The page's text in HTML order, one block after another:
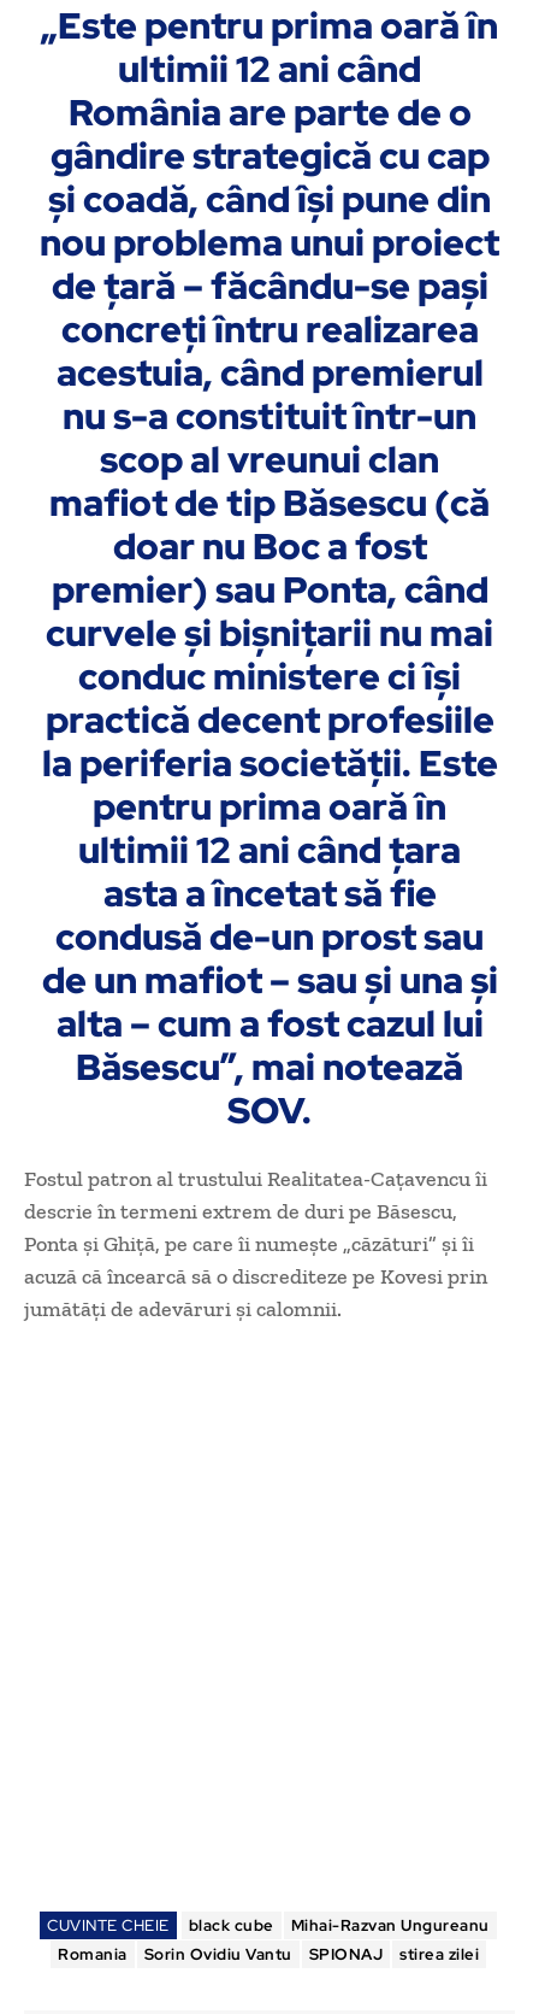
„Este pentru prima oară în
ultimii 12 ani când
România are parte de o
gândire strategică cu cap
și coadă, când își pune din
nou problema unui proiect
de țară – făcându-se pași
concreți întru realizarea
acestuia, când premierul
nu s-a constituit într-un
scop al vreunui clan
mafiot de tip Băsescu (că
doar nu Boc a fost
premier) sau Ponta, când
curvele și bișnițarii nu mai
conduc ministere ci își
practică decent profesiile
la periferia societății. Este
pentru prima oară în
ultimii 12 ani când țara
asta a încetat să fie
condusă de-un prost sau
de un mafiot – sau și una și
alta – cum a fost cazul lui
Băsescu”, mai notează
SOV.
Fostul patron al trustului Realitatea-Caţavencu îi
descrie în termeni extrem de duri pe Băsescu,
Ponta şi Ghiţă, pe care îi numeşte „căzături” şi îi
acuză că încearcă să o discrediteze pe Kovesi prin
jumătăţi de adevăruri şi calomnii.
CUVINTE CHEIE black cube
Mihai-Razvan Ungureanu
Romania
Sorin Ovidiu Vantu SPIONAJ stirea zilei